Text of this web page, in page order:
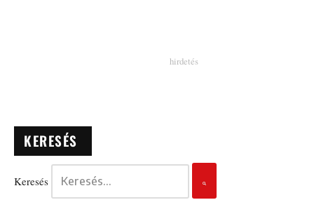
KERESÉS
Keresés